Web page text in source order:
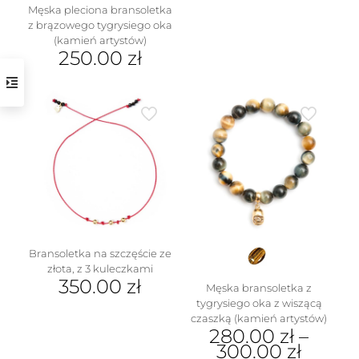
Męska pleciona bransoletka
z brązowego tygrysiego oka
(kamień artystów)
250.00 zł
Bransoletka na szczęście ze
złota, z 3 kuleczkami
350.00 zł
Męska bransoletka z
tygrysiego oka z wiszącą
czaszką (kamień artystów)
280.00 zł –
300.00 zł